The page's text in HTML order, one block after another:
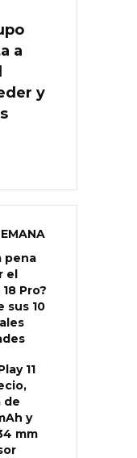
a
y
pena
el
Pro?
sus 10
11
de
y
mm